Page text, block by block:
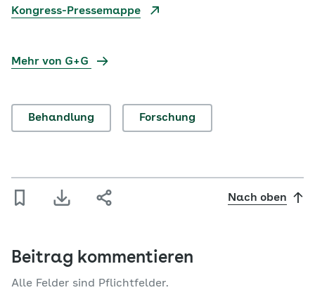
Kongress-Pressemappe
Mehr von G+G
Behandlung Forschung
Nach oben
Beitrag kommentieren
Alle Felder sind Pflichtfelder.